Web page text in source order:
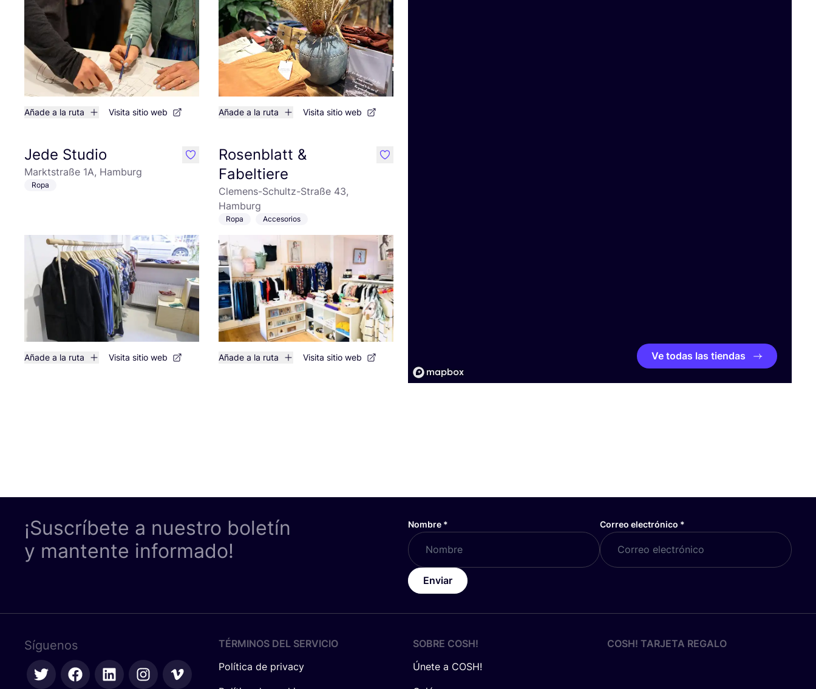
Añade a la ruta Visita sitio web Añade a la ruta Visita sitio web
Jede Studio
Marktstraße 1A, Hamburg
Ropa
Añade a la ruta Visita sitio web
like
Rosenblatt &
Fabeltiere
Clemens-Schultz-Straße 43,
Hamburg
Ropa Accesorios
Añade a la ruta Visita sitio web
like
Ve todas las tiendas
¡Suscríbete a nuestro boletín
y mantente informado!
Nombre * Correo electrónico *
Enviar
Síguenos
TÉRMINOS DEL SERVICIO
Política de privacy
SOBRE COSH!
Únete a COSH!
COSH! TARJETA REGALO